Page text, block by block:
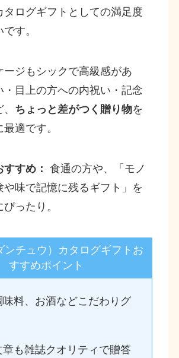
タログギフトとしての満足度
す。
ージもシックで高級感があ
・目上の方への内祝い・記念
ちょっと差がつく贈り物を
適です。
すめ：
食通の方や、「モノ
や味で記憶に残るギフト」を
ったり。
ンチュウ）カタログギフトお
すすめポイント
味料、お酒などこだわりグ
章も雑誌クオリティで贈答